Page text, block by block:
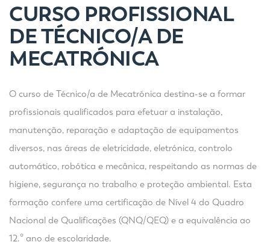
CURSO PROFISSIONAL
DE TÉCNICO/A DE
MECATRÓNICA
O curso de Técnico/a de Mecatrónica destina-se a formar
profissionais qualificados para efetuar a instalação,
manutenção, reparação e adaptação de equipamentos
diversos, nas áreas de eletricidade, eletrónica, controlo
automático, robótica e mecânica, respeitando as normas de
higiene, segurança no trabalho e proteção ambiental. Esta
formação confere uma certificação de Nível 4 do Quadro
Nacional de Qualificações (QNQ/QEQ) e a equivalência ao
12.º ano de escolaridade.